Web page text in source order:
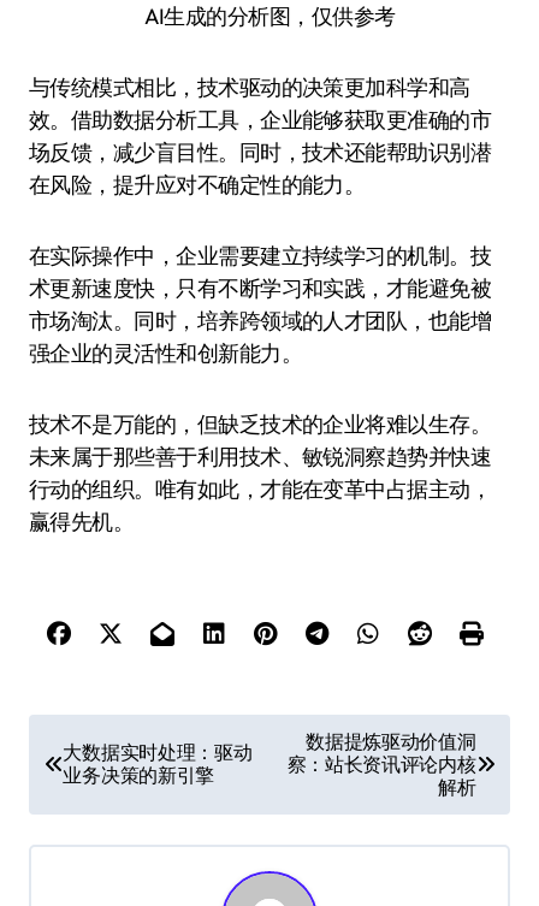
AI生成的分析图，仅供参考
与传统模式相比，技术驱动的决策更加科学和高
效。借助数据分析工具，企业能够获取更准确的市
场反馈，减少盲目性。同时，技术还能帮助识别潜
在风险，提升应对不确定性的能力。
在实际操作中，企业需要建立持续学习的机制。技
术更新速度快，只有不断学习和实践，才能避免被
市场淘汰。同时，培养跨领域的人才团队，也能增
强企业的灵活性和创新能力。
技术不是万能的，但缺乏技术的企业将难以生存。
未来属于那些善于利用技术、敏锐洞察趋势并快速
行动的组织。唯有如此，才能在变革中占据主动，
赢得先机。
章
导
航
大数据实时处理：驱动
业务决策的新引擎
数据提炼驱动价值洞
察：站长资讯评论内核
解析